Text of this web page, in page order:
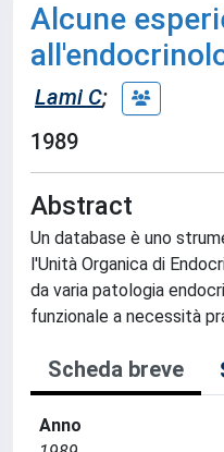
Alcune
Lami C;
1989
Abstract
Un database è uno
l'Unità Organica di
da varia patologia
funzionale a necessità
Scheda breve
Anno